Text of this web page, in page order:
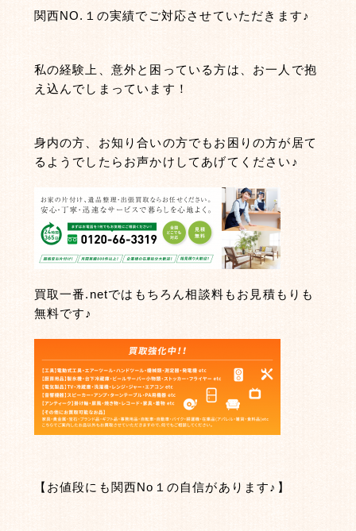
関西NO.１の実績でご対応させていただきます♪
私の経験上、意外と困っている方は、お一人で抱
え込んでしまっています！
身内の方、お知り合いの方でもお困りの方が居て
るようでしたらお声かけしてあげてください♪
買取一番.netではもちろん相談料もお見積もりも
無料です♪
【お値段にも関西No１の自信があります♪】